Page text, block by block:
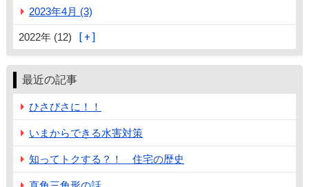
2023年4月 (3)
2022年 (12)
最近の記事
ひさびさに！！
いまからできる水害対策
知ってトクする？！ 住宅の歴史